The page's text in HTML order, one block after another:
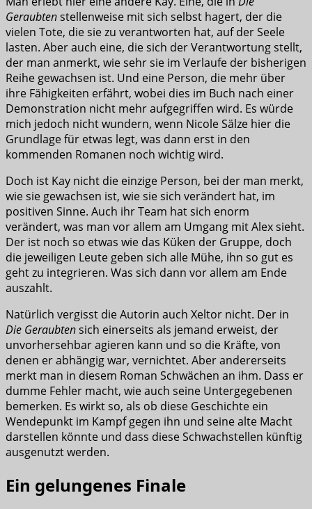
Geraubtenstellenweise mit sich selbst hagert, der die
vielen Tote, die sie zu verantworten hat, auf der Seele
lasten. Aber auch eine, die sich der Verantwortung stellt,
der man anmerkt, wie sehr sie im Verlaufe der bisherigen
Reihe gewachsen ist. Und eine Person, die mehr über
ihre Fähigkeiten erfährt, wobei dies im Buch nach einer
Demonstration nicht mehr aufgegriffen wird. Es würde
mich jedoch nicht wundern, wenn Nicole Sälze hier die
Grundlage für etwas legt, was dann erst in den
kommenden Romanen noch wichtig wird.
Doch ist Kay nicht die einzige Person, bei der man merkt,
wie sie gewachsen ist, wie sie sich verändert hat, im
positiven Sinne. Auch ihr Team hat sich enorm
verändert, was man vor allem am Umgang mit Alex sieht.
Der ist noch so etwas wie das Küken der Gruppe, doch
die jeweiligen Leute geben sich alle Mühe, ihn so gut es
geht zu integrieren. Was sich dann vor allem am Ende
auszahlt.
Natürlich vergisst die Autorin auch Xeltor nicht. Der in
Die Geraubtensich einerseits als jemand erweist, der
unvorhersehbar agieren kann und so die Kräfte, von
denen er abhängig war, vernichtet. Aber andererseits
merkt man in diesem Roman Schwächen an ihm. Dass er
dumme Fehler macht, wie auch seine Untergegebenen
bemerken. Es wirkt so, als ob diese Geschichte ein
Wendepunkt im Kampf gegen ihn und seine alte Macht
darstellen könnte und dass diese Schwachstellen künftig
ausgenutzt werden.
Ein gelungenes Finale